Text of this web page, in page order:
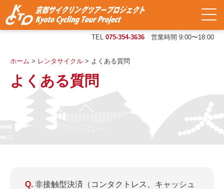
TEL 075-354-3636 営業時間 9:00〜18:00
ホーム > レンタサイクル > よくある質問
よくある質問
非接触型決済（コンタクトレス、キャッシュ